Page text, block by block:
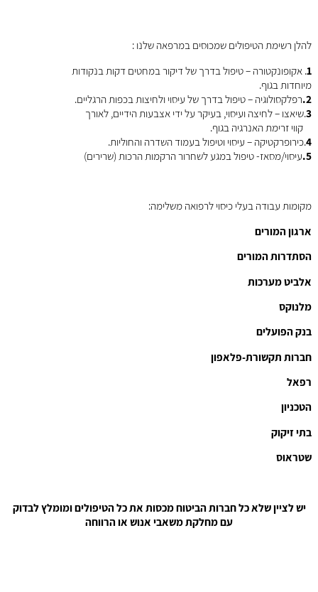
להלן רשימת הטיפולים שמכוסים במרפאה שלנו :
1. אקופונקטורה – טיפול בדרך של דיקור במחטים דקות בנקודות
מיוחדות בגוף.
2. רפלקסולוגיה – טיפול בדרך של עיסוי ולחיצות בכפות הרגליים.
3.שיאצו – לחיצה ועיסוי, בעיקר על ידי אצבעות הידיים, לאורך
קווי זרימת האנרגיה בגוף.
4.כירופרקטיקה – עיסוי וטיפול בעמוד השדרה והחוליות.
5. עיסוי/מסאז- טיפול במגע לשחרור הרקמות הרכות (שרירים)
מקומות עבודה בעלי כיסוי לרפואה משלימה:
ארגון המורים
הסתדרות המורים
אלביט מערכות
מלנוקס
בנק הפועלים
חברות תקשורת-פלאפון
רפאל
הטכניון
בתי זיקוק
שטראוס
יש לציין שלא כל חברות הביטוח מכסות את כל הטיפולים ומומלץ לבדוק
עם מחלקת משאבי אנוש או הרווחה